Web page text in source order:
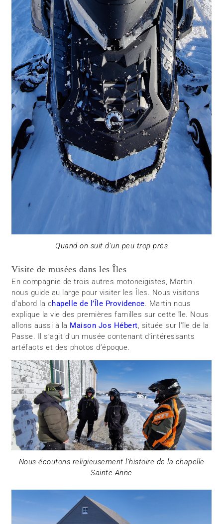
Quand on suit d’un peu trop près
Visite de musées dans les Îles
En compagnie de trois autres motoneigistes, Martin
nous guide au large pour visiter les Îles. Nous visitons
d’abord la chapelle de l’Île Providence. Martin nous
explique la vie des premières familles sur cette île. Nous
allons aussi à la Maison Jos Hébert, située sur l’île de la
Passe. Il s’agit d’un musée contenant d’intéressants
artéfacts et des photos d’époque.
Nous écoutons religieusement l’histoire de la chapelle
Sainte-Anne